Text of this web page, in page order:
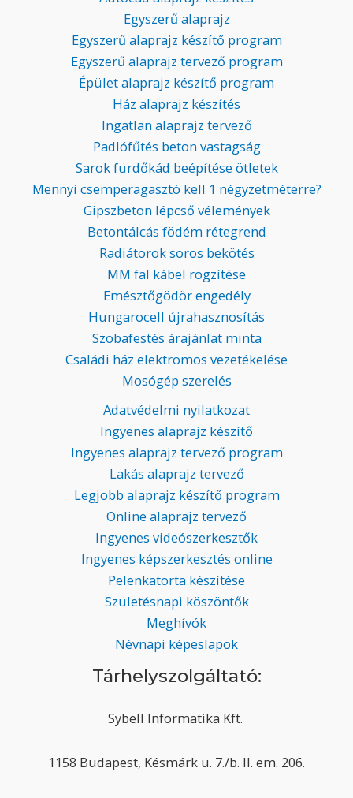
Egyszerű alaprajz
Egyszerű alaprajz készítő program
Egyszerű alaprajz tervező program
Épület alaprajz készítő program
Ház alaprajz készítés
Ingatlan alaprajz tervező
Padlófűtés beton vastagság
Sarok fürdőkád beépítése ötletek
Mennyi csemperagasztó kell 1 négyzetméterre?
Gipszbeton lépcső vélemények
Betontálcás födém rétegrend
Radiátorok soros bekötés
MM fal kábel rögzítése
Emésztőgödör engedély
Hungarocell újrahasznosítás
Szobafestés árajánlat minta
Családi ház elektromos vezetékelése
Mosógép szerelés
Adatvédelmi nyilatkozat
Ingyenes alaprajz készítő
Ingyenes alaprajz tervező program
Lakás alaprajz tervező
Legjobb alaprajz készítő program
Online alaprajz tervező
Ingyenes videószerkesztők
Ingyenes képszerkesztés online
Pelenkatorta készítése
Születésnapi köszöntők
Meghívók
Névnapi képeslapok
Tárhelyszolgáltató:
Sybell Informatika Kft.
1158 Budapest, Késmárk u. 7./b. II. em. 206.